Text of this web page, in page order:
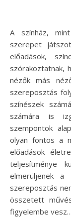
A színház, mint művészeti forma, mindig is fontos
szerepet
előadások,
szórakoztatnak,
nézők más
szereposztás
színészek
számára is
szempontok
olyan fontos a
előadások
teljesítménye
elmerüljenek a
szereposztás
összetett
figyelembe